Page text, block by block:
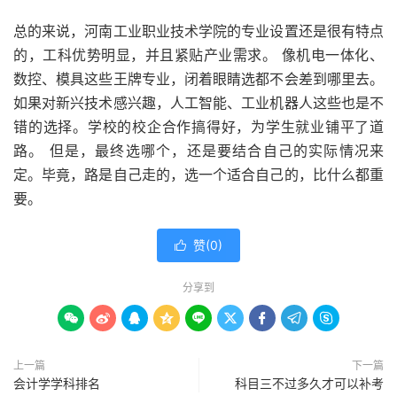
总的来说，河南工业职业技术学院的专业设置还是很有特点
的，工科优势明显，并且紧贴产业需求。 像机电一体化、
数控、模具这些王牌专业，闭着眼睛选都不会差到哪里去。
如果对新兴技术感兴趣，人工智能、工业机器人这些也是不
错的选择。学校的校企合作搞得好，为学生就业铺平了道
路。 但是，最终选哪个，还是要结合自己的实际情况来
定。毕竟，路是自己走的，选一个适合自己的，比什么都重
要。
 赞(0)
分享到
        
上一篇
会计学学科排名
下一篇
科目三不过多久才可以补考